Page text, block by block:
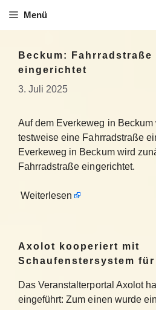
Inhalt
Menü
Beckum:
eingerichtet
3. Juli 2025
Auf dem Everkeweg in Beckum
testweise eine Fahrradstraße
Everkeweg in Beckum wird
Fahrradstraße eingerichtet.
Weiterlesen
Axolot kooperiert mit
Schaufenstersystem
Das Veranstalterportal Axolot
eingeführt: Zum einen wurde